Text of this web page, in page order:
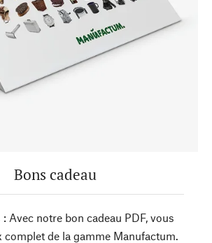
Bons cadeau
Avec notre bon cadeau PDF, vous
complet de la gamme Manufactum.